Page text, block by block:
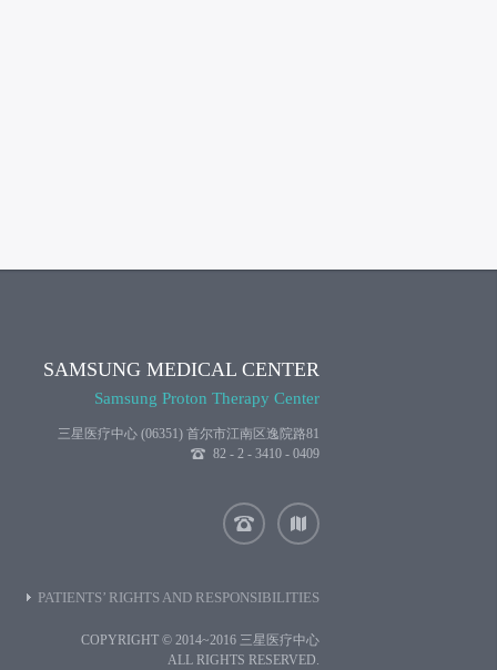
SAMSUNG MEDICAL CENTER
Samsung Proton Therapy Center
三星医疗中心 (06351) 首尔市江南区逸院路81
82 - 2 - 3410 - 0409
PATIENTS’ RIGHTS AND RESPONSIBILITIES
COPYRIGHT © 2014~2016 三星医疗中心
ALL RIGHTS RESERVED.